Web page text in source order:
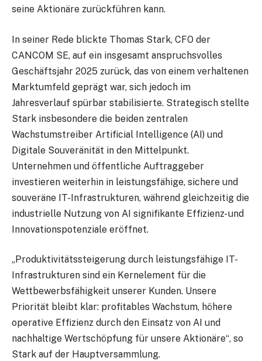
seine Aktionäre zurückführen kann.
In seiner Rede blickte Thomas Stark, CFO der
CANCOM SE, auf ein insgesamt anspruchsvolles
Geschäftsjahr 2025 zurück, das von einem verhaltenen
Marktumfeld geprägt war, sich jedoch im
Jahresverlauf spürbar stabilisierte. Strategisch stellte
Stark insbesondere die beiden zentralen
Wachstumstreiber Artificial Intelligence (AI) und
Digitale Souveränität in den Mittelpunkt.
Unternehmen und öffentliche Auftraggeber
investieren weiterhin in leistungsfähige, sichere und
souveräne IT-Infrastrukturen, während gleichzeitig die
industrielle Nutzung von AI signifikante Effizienz- und
Innovationspotenziale eröffnet.
„Produktivitätssteigerung durch leistungsfähige IT-
Infrastrukturen sind ein Kernelement für die
Wettbewerbsfähigkeit unserer Kunden. Unsere
Priorität bleibt klar: profitables Wachstum, höhere
operative Effizienz durch den Einsatz von AI und
nachhaltige Wertschöpfung für unsere Aktionäre“, so
Stark auf der Hauptversammlung.